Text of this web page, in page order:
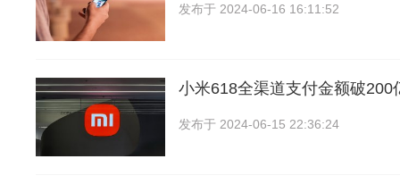
发布于 2024-06-16 16:11:52
小米618全渠道支付金额破200
发布于 2024-06-15 22:36:24